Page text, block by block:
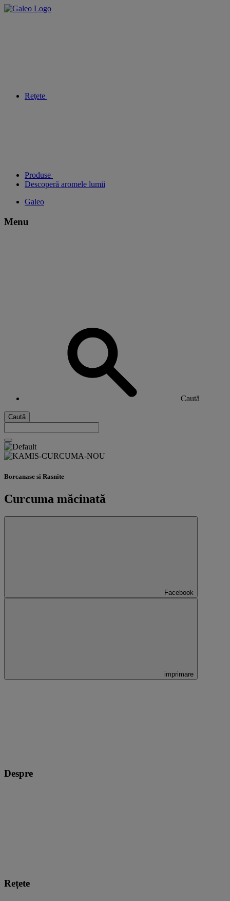
Reţete
Produse
Descoperă aromele lumii
Galeo
Menu
Caută
Caută
Borcanase si Rasnite
Curcuma măcinată
Facebook
imprimare
Despre
Rețete